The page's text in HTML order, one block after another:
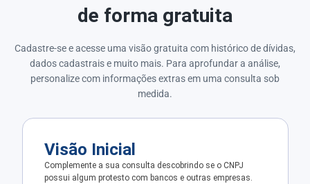
de forma gratuita
Cadastre-se e acesse uma visão gratuita com histórico de dívidas,
dados cadastrais e muito mais. Para aprofundar a análise,
personalize com informações extras em uma consulta sob
medida.
Visão Inicial
Complemente a sua consulta descobrindo se o CNPJ
possui algum protesto com bancos e outras empresas.